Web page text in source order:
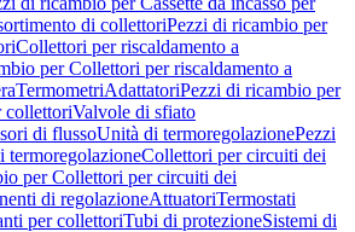
di collettoriPezzi di ricambio per
Collettori per riscaldamento a
per Collettori per riscaldamento a
TermometriAdattatoriPezzi di ricambio per
collettoriValvole di sfiato
di flussoUnità di termoregolazionePezzi
termoregolazioneCollettori per circuiti dei
per Collettori per circuiti dei
di regolazioneAttuatoriTermostati
per collettoriTubi di protezioneSistemi di